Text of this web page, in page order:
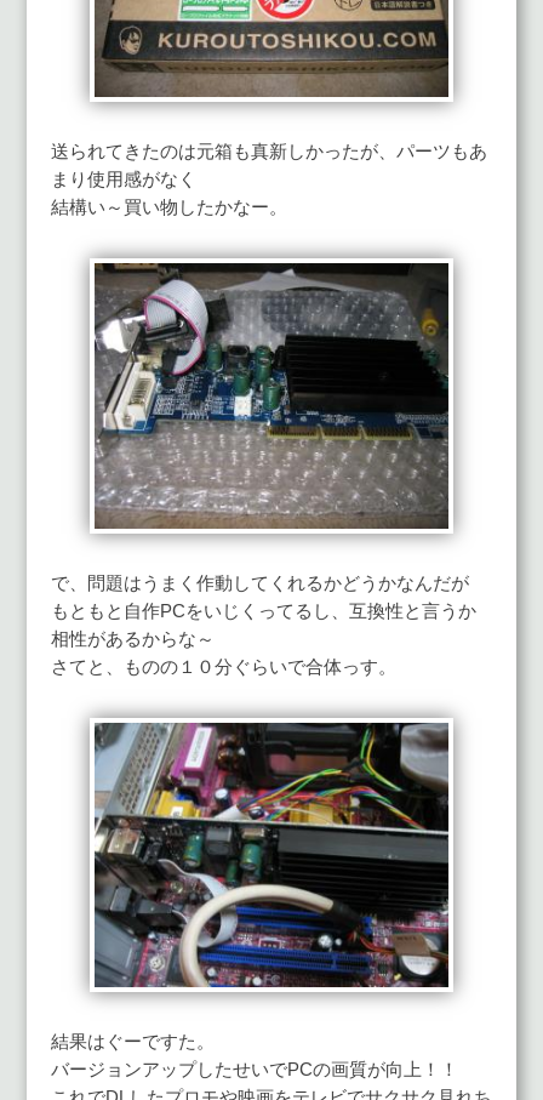
送られてきたのは元箱も真新しかったが、パーツもあ
まり使用感がなく
結構い～買い物したかなー。
で、問題はうまく作動してくれるかどうかなんだが
もともと自作PCをいじくってるし、互換性と言うか
相性があるからな～
さてと、ものの１０分ぐらいで合体っす。
結果はぐーですた。
バージョンアップしたせいでPCの画質が向上！！